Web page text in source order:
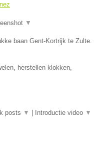
▼
baan Gent-Kortrijk te Zulte.
herstellen klokken,
posts ▼ Introductie video ▼